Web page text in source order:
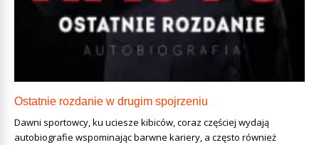
Ostatnie rozdanie w drugim spojrzeniu
Dawni sportowcy, ku uciesze kibiców, coraz częściej wydają
autobiografie wspominając barwne kariery, a często również